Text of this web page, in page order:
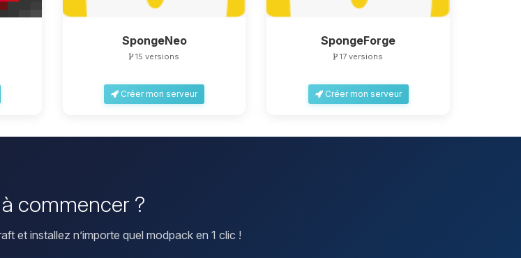
SpongeNeo
15 versions
Créer mon serveur
SpongeForge
17 versions
Créer mon serveur
commencer ?
et installez n’importe quel modpack en 1 clic !